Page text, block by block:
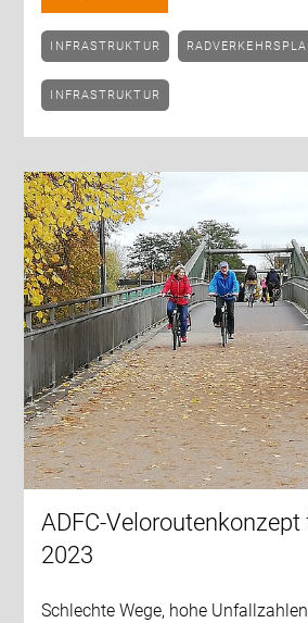
INFRASTRUKTUR
INFRASTRUKTUR
ADFC-
2023
Schlechte Wege, hohe